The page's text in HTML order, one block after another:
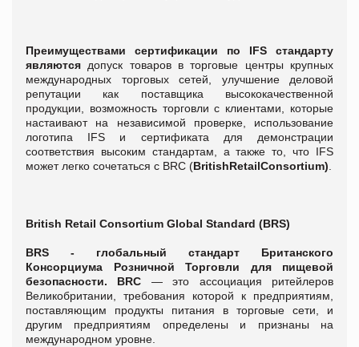
Преимуществами сертификации по IFS стандарту
являются допуск товаров в торговые центры крупных
международных торговых сетей, улучшение деловой
репутации как поставщика высококачественной
продукции, возможность торговли с клиентами, которые
настаивают на независимой проверке, использование
логотипа IFS и сертификата для демонстрации
соответствия высоким стандартам, а также то, что IFS
может легко сочетаться с BRC (BritishRetailConsortium)
British Retail Consortium Global Standard (BRS)
BRS - глобальный стандарт Британского
Консорциума Розничной Торговли для пищевой
безопасности. BRC — это ассоциация ритейлеров
Великобритании, требования которой к предприятиям,
поставляющим продукты питания в торговые сети, и
другим предприятиям определены и признаны на
международном уровне.